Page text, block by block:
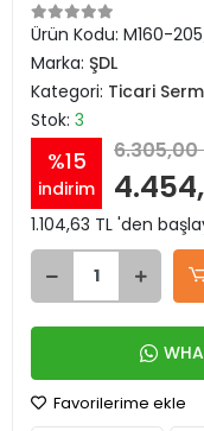
Ürün Kodu: M160-
Marka: ŞDL
Kategori: Ticari
Stok: 3
%15
indirim
6.305,00
1.104,63 TL 'den
Favorilerime ekle